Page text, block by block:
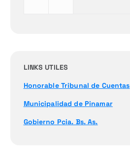
LINKS UTILES
Honorable Tribunal de Cuentas
Municipalidad de Pinamar
Gobierno Pcia. Bs. As.